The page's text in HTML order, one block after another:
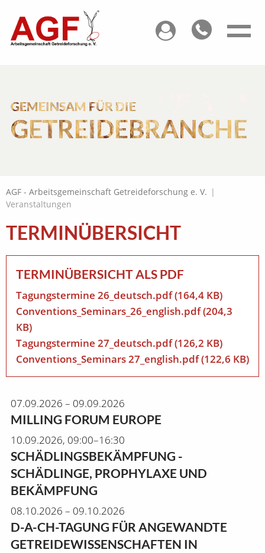
GEMEINSAM FÜR DIE
GETREIDEBRANCHE
AGF - Arbeitsgemeinschaft Getreideforschung e. V. |
Veranstaltungen
TERMINÜBERSICHT
TERMINÜBERSICHT ALS PDF
Tagungstermine 26_deutsch.pdf(164,4 KB)
Conventions_Seminars_26_english.pdf(204,3
KB)
Tagungstermine 27_deutsch.pdf(126,2 KB)
Conventions_Seminars 27_english.pdf(122,6 KB)
07.09.2026 – 09.09.2026
MILLING FORUM EUROPE
10.09.2026, 09:00–16:30
SCHÄDLINGSBEKÄMPFUNG -
SCHÄDLINGE, PROPHYLAXE UND
BEKÄMPFUNG
08.10.2026 – 09.10.2026
D-A-CH-TAGUNG FÜR ANGEWANDTE
GETREIDEWISSENSCHAFTEN IN